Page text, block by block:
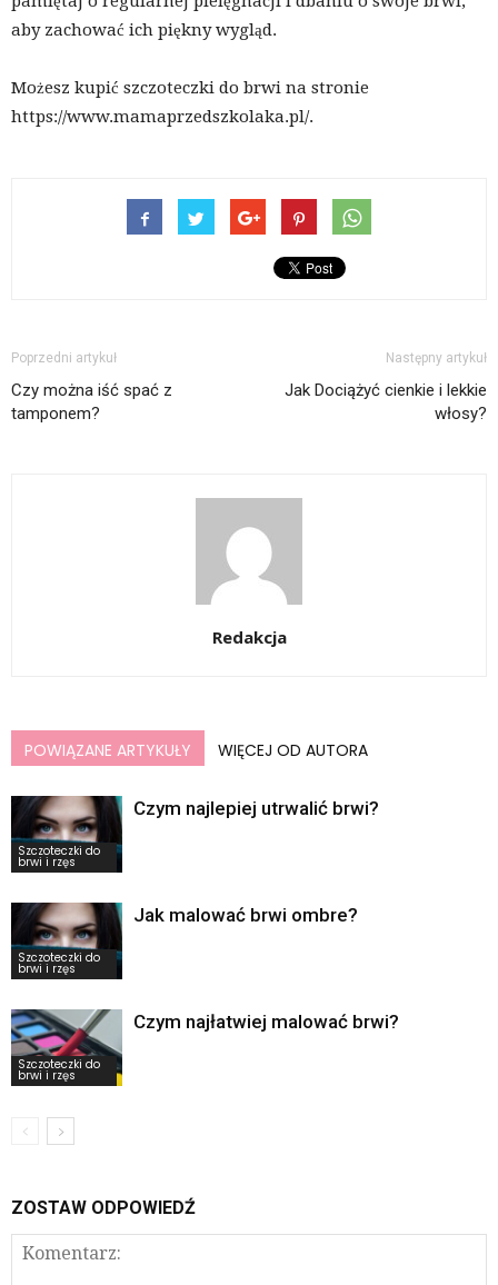
aby zachować ich piękny wygląd.
Możesz kupić szczoteczki do brwi na stronie
https://www.mamaprzedszkolaka.pl/.
Poprzedni artykuł
Czy można iść spać z
tamponem?
Następny artykuł
Jak Dociążyć cienkie i lekkie
włosy?
Redakcja
POWIĄZANE ARTYKUŁY WIĘCEJ OD AUTORA
Szczoteczki do
brwi i rzęs
Czym najlepiej utrwalić brwi?
Szczoteczki do
brwi i rzęs
Jak malować brwi ombre?
Szczoteczki do
brwi i rzęs
Czym najłatwiej malować brwi?
ZOSTAW ODPOWIEDŹ